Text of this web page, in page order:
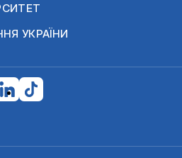
УКРАЇНИ